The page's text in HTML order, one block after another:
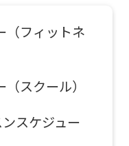
（フィットネ
スクール）
スケジュー